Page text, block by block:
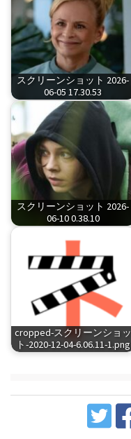
スクリーンショット 2026-
06-05 17.30.53
スクリーンショット 2026-
06-10 0.38.10
cropped-スクリーンショッ
ト-2020-12-04-6.06.11-1.png